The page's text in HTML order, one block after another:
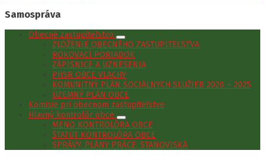
Samospráva
Obecné zastupiteľstvo
ZLOŽENIE OBECNÉHO ZASTUPITEĽSTVA
ROKOVACÍ PORIADOK
ZÁPISNICE A UZNESENIA
PHSR OBCE VLACHY
KOMUNITNÝ PLÁN SOCIÁLNYCH SLUŽIEB 2020 – 2025
ÚZEMNÝ PLÁN OBCE
Komisie pri obecnom zastupiteľstve
Hlavný kontrolór obce
MENO KONTROLÓRA OBCE
ŠTATÚT KONTROLÓRA OBCE
SPRÁVY, PLÁNY PRÁCE, STANOVISKÁ